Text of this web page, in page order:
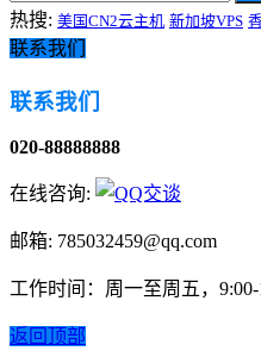
热搜: 美国CN2云主机 新加坡VPS
联系我们
联系我们
020-88888888
在线咨询:
邮箱: 785032459@qq.com
工作时间：周一至周五，
返回顶部